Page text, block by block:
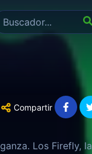
Compartir
Los Firefly, la